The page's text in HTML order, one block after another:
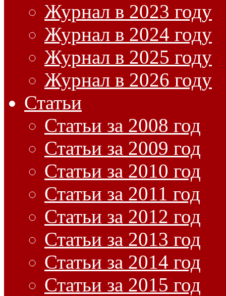
Журнал в 2023 году
Журнал в 2024 году
Журнал в 2025 году
Журнал в 2026 году
Статьи
Статьи за 2008 год
Статьи за 2009 год
Статьи за 2010 год
Статьи за 2011 год
Статьи за 2012 год
Статьи за 2013 год
Статьи за 2014 год
Статьи за 2015 год